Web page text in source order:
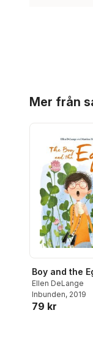
Mer från
Boy and the
Ellen DeLange
Inbunden, 2019
79 kr